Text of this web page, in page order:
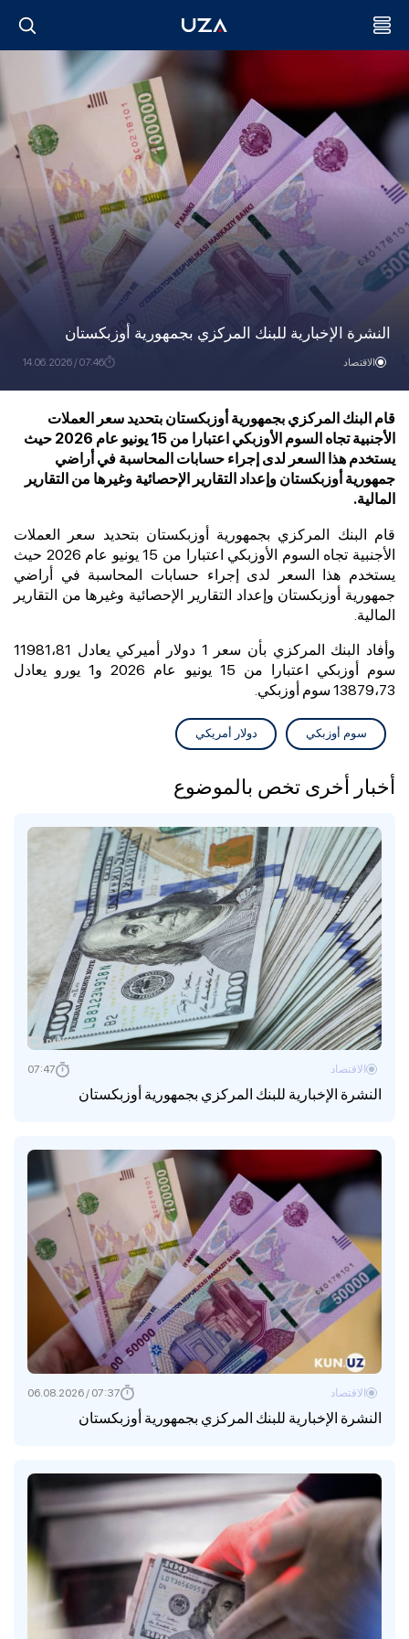
النشرة الإخبارية للبنك المركزي بجمهورية أوزبكستان
الاقتصاد 07:46 / 14.06.2026
قام البنك المركزي بجمهورية أوزبكستان بتحديد سعر العملات
الأجنبية تجاه السوم الأوزبكي اعتبارا من 15 يونيو عام 2026 حيث
يستخدم هذا السعر لدى إجراء حسابات المحاسبة في أراضي
جمهورية أوزبكستان وإعداد التقارير الإحصائية وغيرها من التقارير
المالية.
قام البنك المركزي بجمهورية أوزبكستان بتحديد سعر العملات
الأجنبية تجاه السوم الأوزبكي اعتبارا من 15 يونيو عام 2026 حيث
يستخدم هذا السعر لدى إجراء حسابات المحاسبة في أراضي
جمهورية أوزبكستان وإعداد التقارير الإحصائية وغيرها من التقارير
المالية.
وأفاد البنك المركزي بأن سعر 1 دولار أميركي يعادل 11981،81
سوم أوزبكي اعتبارا من 15 يونيو عام 2026 و1 يورو يعادل
13879،73 سوم أوزبكي.
سوم أوزبكي دولار أمريكي
أخبار أخرى تخص بالموضوع
النشرة الإخبارية للبنك المركزي بجمهورية أوزبكستان
الاقتصاد 07:47
النشرة الإخبارية للبنك المركزي بجمهورية أوزبكستان
الاقتصاد 07:37 / 06.08.2026